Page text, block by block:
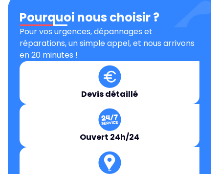
Pourquoi nous choisir ?
Pour vos urgences, dépannages et
réparations, un simple appel, et nous arrivons
en 20 minutes !
Devis détaillé
Ouvert 24h/24